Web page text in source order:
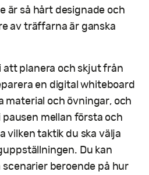
är så hårt designade och
av träffarna är ganska
att planera och skjut från
en digital whiteboard
material och övningar, och
mellan första och
vilken taktik du ska välja
Du kan
beroende på hur